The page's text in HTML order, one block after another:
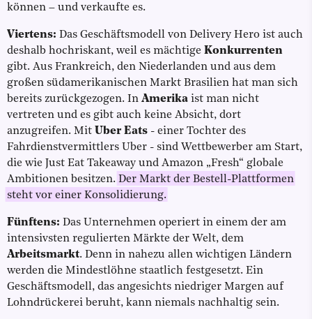
können – und verkaufte es.
Viertens: Das Geschäftsmodell von Delivery Hero ist auch
deshalb hochriskant, weil es mächtige Konkurrenten
gibt. Aus Frankreich, den Niederlanden und aus dem
großen südamerikanischen Markt Brasilien hat man sich
bereits zurückgezogen. In Amerika ist man nicht
vertreten und es gibt auch keine Absicht, dort
anzugreifen. Mit Uber Eats - einer Tochter des
Fahrdienstvermittlers Uber - sind Wettbewerber am Start,
die wie Just Eat Takeaway und Amazon „Fresh“ globale
Ambitionen besitzen. Der Markt der Bestell-Plattformen
steht vor einer Konsolidierung.
Fünftens: Das Unternehmen operiert in einem der am
intensivsten regulierten Märkte der Welt, dem
Arbeitsmarkt. Denn in nahezu allen wichtigen Ländern
werden die Mindestlöhne staatlich festgesetzt. Ein
Geschäftsmodell, das angesichts niedriger Margen auf
Lohndrückerei beruht, kann niemals nachhaltig sein.